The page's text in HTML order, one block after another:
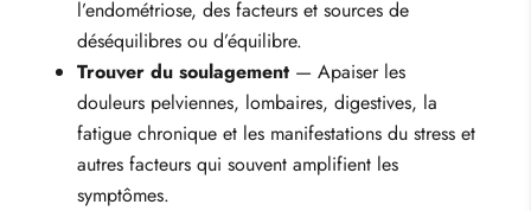
l’endométriose, des facteurs et sources de
déséquilibres ou d’équilibre.
Trouver du soulagement— Apaiser les
douleurs pelviennes, lombaires, digestives, la
fatigue chronique et les manifestations du stress et
autres facteurs qui souvent amplifient les
symptômes.